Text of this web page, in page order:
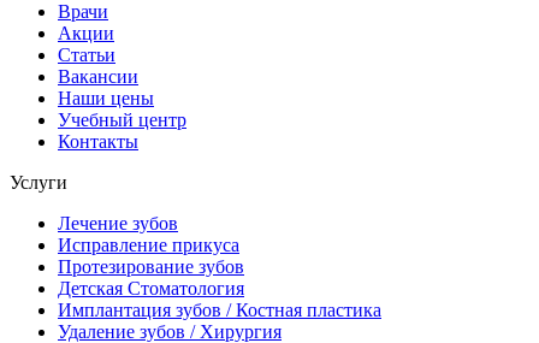
Врачи
Акции
Статьи
Вакансии
Наши цены
Учебный центр
Контакты
Услуги
Лечение зубов
Исправление прикуса
Протезирование зубов
Детская Стоматология
Имплантация зубов / Костная пластика
Удаление зубов / Хирургия